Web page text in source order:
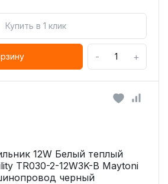
Купить в 1 клик
- +
12W Белый теплый
TR030-2-12W3K-B Maytoni
черный